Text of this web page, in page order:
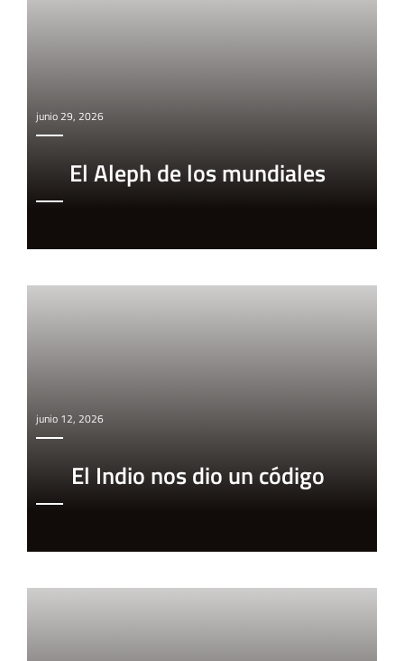
junio 29, 2026
El Aleph de los mundiales
junio 12, 2026
El Indio nos dio un código